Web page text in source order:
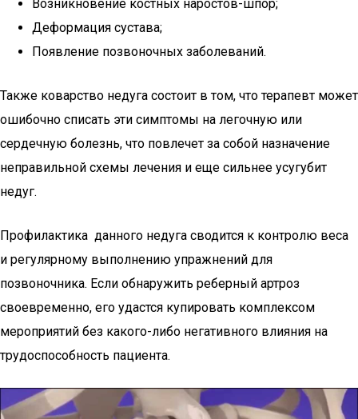
Возникновение костных наростов-шпор;
Деформация сустава;
Появление позвоночных заболеваний.
Также коварство недуга состоит в том, что терапевт может
ошибочно списать эти симптомы на легочную или
сердечную болезнь, что повлечет за собой назначение
неправильной схемы лечения и еще сильнее усугубит
недуг.
Профилактика данного недуга сводится к контролю веса
и регулярному выполнению упражнений для
позвоночника. Если обнаружить реберный артроз
своевременно, его удастся купировать комплексом
мероприятий без какого-либо негативного влияния на
трудоспособность пациента.